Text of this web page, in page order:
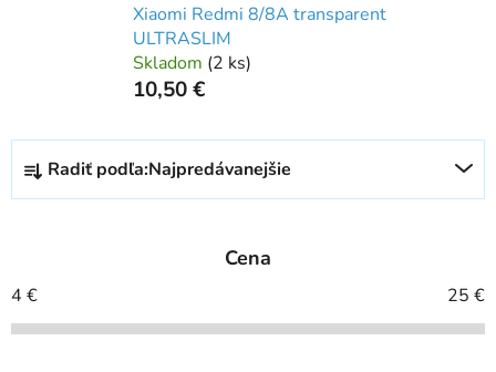
Xiaomi Redmi 8/8A transparent
ULTRASLIM
Skladom (2 ks)
10,50 €
R
d
i
e
Radiť podľa:Najpredávanejšie
Cena
4 € 25 €